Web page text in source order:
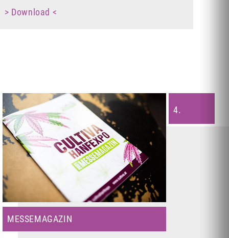
> Download <
MESSEMAGAZIN
4.